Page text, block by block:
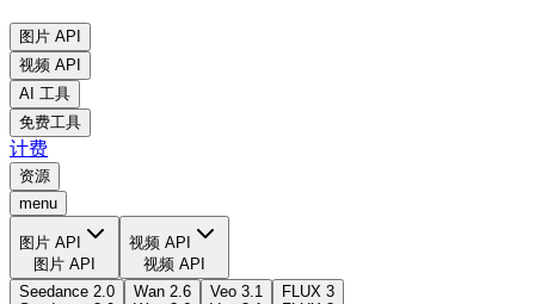
图片 API
视频 API
AI 工具
免费工具
计费
资源
menu
图片 API
图片 API
视频 API
视频 API
Seedance 2.0
Wan 2.6
Veo 3.1
FLUX 3